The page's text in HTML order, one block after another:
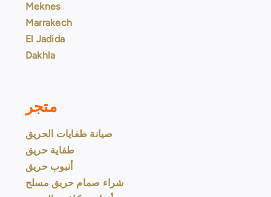
Meknes
Marrakech
El Jadida
Dakhla
متجر
صيانة طفايات الحريق
طفاية حريق
أنبوب حريق
شراء صمام حريق مسلح